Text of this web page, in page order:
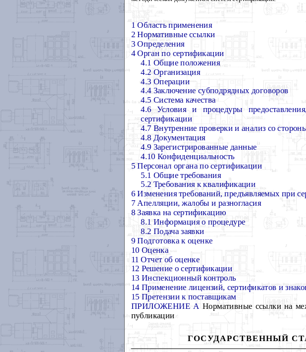
1 Область применения
2 Нормативные ссылки
3 Определения
4 Орган по сертификации
4.1 Общие положения
4.2 Организация
4.3 Операции
4.4 Заключение субподрядных договоров
4.5 Система качества
4.6 Условия и процедуры
сертификации
4.7 Внутренние проверки и анализ со
4.8 Документация
4.9 Зарегистрированные данные
4.10 Конфиденциальность
5 Персонал органа по сертификации
5.1 Общие требования
5.2 Требования к квалификации
6 Изменения требований, предъявляемых при
7 Апелляции, жалобы и разногласия
8 Заявка на сертификацию
8.1 Информация о процедуре
8.2 Подача заявки
9Подготовка к оценке
10 Оценка
11 Отчет об оценке
12 Решение о сертификации
13 Инспекционный контроль
14 Применение лицензий, сертификатов и
15 Претензии к поставщикам
ПРИЛОЖЕНИЕ А Нормативные ссылки на
публикации
ГОСУДАРСТВЕННЫЙ